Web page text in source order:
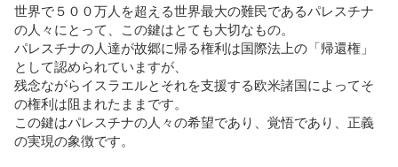
世界で５００万人を超える世界最大の難民であるパレスチナ
の人々にとって、この鍵はとても大切なもの。
パレスチナの人達が故郷に帰る権利は国際法上の「帰還権」
として認められていますが、
残念ながらイスラエルとそれを支援する欧米諸国によってそ
の権利は阻まれたままです。
この鍵はパレスチナの人々の希望であり、覚悟であり、正義
の実現の象徴です。